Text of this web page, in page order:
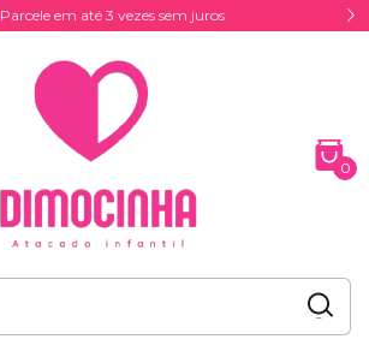
Parcele em até 3 vezes sem juros
0